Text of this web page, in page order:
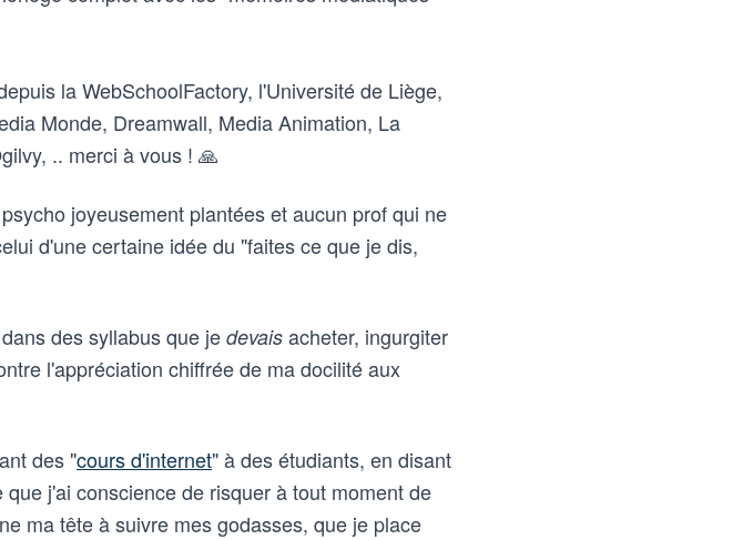
la WebSchoolFactory, l'Université de Liège,
Monde, Dreamwall, Media Animation, La
.. merci à vous ! 🙏
joyeusement plantées et aucun prof qui ne
d'une certaine idée du "faites ce que je dis,
des syllabus que je devais acheter, ingurgiter
l'appréciation chiffrée de ma docilité aux
des "cours d'internet" à des étudiants, en disant
j'ai conscience de risquer à tout moment de
ma tête à suivre mes godasses, que je place